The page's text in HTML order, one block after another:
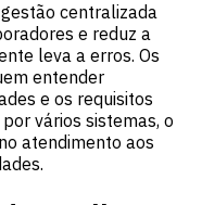
centralizada
e reduz a
leva a erros. Os
entender
e os requisitos
vários sistemas, o
atendimento aos